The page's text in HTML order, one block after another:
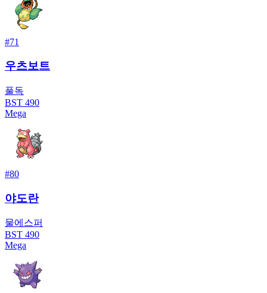
#71
우츠보트
풀독
BST 490
Mega
#80
야도란
물에스퍼
BST 490
Mega